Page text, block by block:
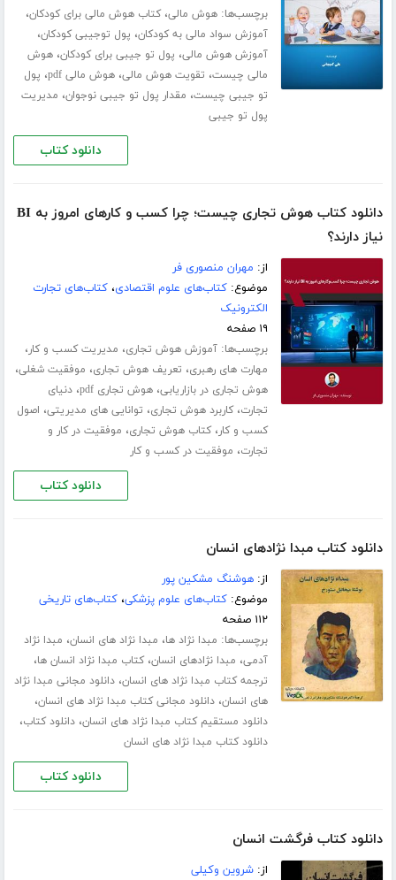
برچسب‌ها:هوش مالی،کتاب هوش مالی برای کودکان،
آموزش سواد مالی به کودکان، پول توجیبی کودکان،
آموزش هوش مالی، پول تو جیبی برای کودکان،هوش
مالی چیست، تقویت هوش مالی،هوش مالی pdf ، پول
تو جیبی چیست، مقدار پول تو جیبی نوجوان، مدیریت
پول تو جیبی
دانلود کتاب
دانلود کتاب هوش تجاری چیست؛ چرا کسب و‌ کارهای امروز به BI
نیاز دارند؟
از: مهران منصوری فر
موضوع:کتاب‌های علوم اقتصادی،کتاب‌های تجارت
الکترونیک
۱۹ صفحه
برچسب‌ها:آموزش هوش تجاری، مدیریت کسب و کار،
مهارت های رهبری، تعریف هوش تجاری، موفقیت شغلی،
هوش تجاری در بازاریابی،هوش تجاری pdf ،دنیای
تجارت،کاربرد هوش تجاری، توانایی های مدیریتی، اصول
کسب و کار،کتاب هوش تجاری، موفقیت در کار و
تجارت، موفقیت در کسب و کار
دانلود کتاب
دانلود کتاب مبدا نژادهای انسان
از:هوشنگ مشکین پور
موضوع:کتاب‌های علوم پزشکی،کتاب‌های تاریخی
۱۱۲ صفحه
برچسب‌ها: مبدا نژاد ها، مبدا نژاد های انسان، مبدا نژاد
آدمی، مبدا نژادهای انسان،کتاب مبدا نژاد انسان ها،
ترجمه کتاب مبدا نژاد های انسان،دانلود مجانی مبدا نژاد
های انسان،دانلود مجانی کتاب مبدا نژاد های انسان،
دانلود مستقیم کتاب مبدا نژاد های انسان،دانلود کتاب،
دانلود کتاب مبدا نژاد های انسان
دانلود کتاب
دانلود کتاب فرگشت انسان
از:شروین وکیلی